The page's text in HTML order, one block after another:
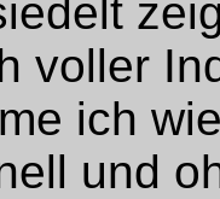
voller
ich
und